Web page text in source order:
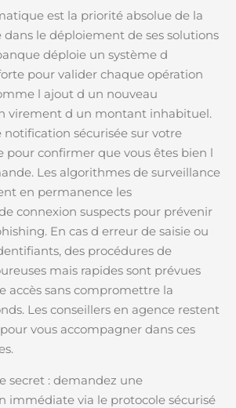
est la priorité absolue de la
dans le déploiement de ses solutions
déploie un système d
pour valider chaque opération
l ajout d un nouveau
virement d un montant inhabituel.
notification sécurisée sur votre
pour confirmer que vous êtes bien l
Les algorithmes de surveillance
en permanence les
connexion suspects pour prévenir
En cas d erreur de saisie ou
des procédures de
mais rapides sont prévues
accès sans compromettre la
Les conseillers en agence restent
vous accompagner dans ces
secret : demandez une
immédiate via le protocole sécurisé